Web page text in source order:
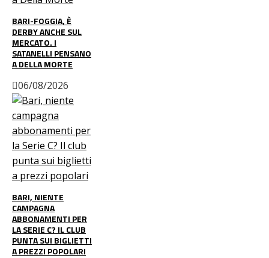
BARI-FOGGIA, È
DERBY ANCHE SUL
MERCATO. I
SATANELLI PENSANO
A DELLA MORTE
06/08/2026
BARI, NIENTE
CAMPAGNA
ABBONAMENTI PER
LA SERIE C? IL CLUB
PUNTA SUI BIGLIETTI
A PREZZI POPOLARI